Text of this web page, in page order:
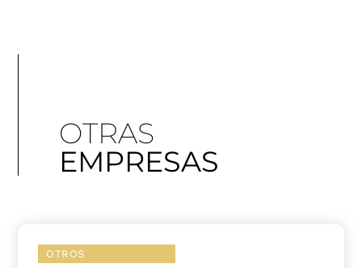
OTRAS
EMPRESAS
OTROS